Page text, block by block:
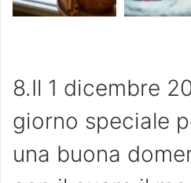
8.Il 1 dicembre
giorno speciale
una buona